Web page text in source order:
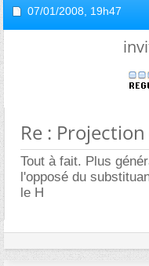
07/01/2008, 19h47
Re :
Tout à fait. Plus
l'opposé du
le H